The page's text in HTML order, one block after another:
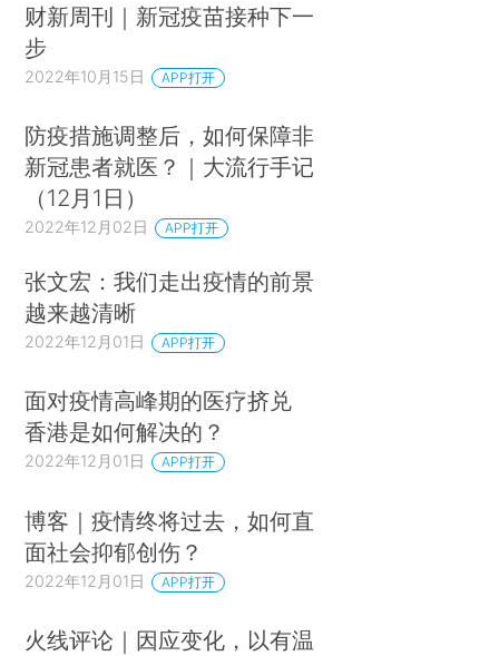
财新周刊｜新冠疫苗接种下一
步
2022年10月15日 APP打开
防疫措施调整后，如何保障非
新冠患者就医？｜大流行手记
（12月1日）
2022年12月02日 APP打开
张文宏：我们走出疫情的前景
越来越清晰
2022年12月01日 APP打开
面对疫情高峰期的医疗挤兑
香港是如何解决的？
2022年12月01日 APP打开
博客｜疫情终将过去，如何直
面社会抑郁创伤？
2022年12月01日 APP打开
火线评论｜因应变化，以有温